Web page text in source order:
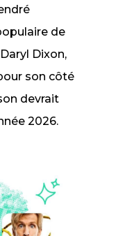
de
Dixon,
son côté
devrait
2026.